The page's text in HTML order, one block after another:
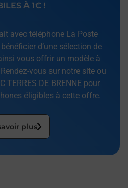
À 1€ !
avec téléphone La Poste
d’une sélection de
vous offrir un modèle à
vous sur notre site ou
TERRES DE BRENNE pour
éligibles à cette offre.
plus